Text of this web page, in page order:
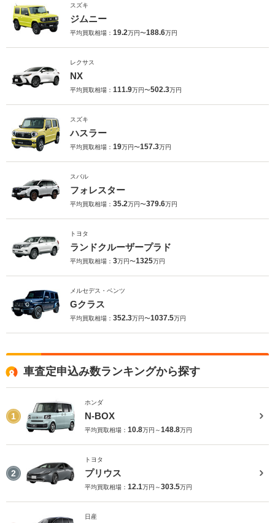
スズキ
ジムニー
平均買取相場： 19.2万円〜188.6万円
レクサス
NX
平均買取相場： 111.9万円〜502.3万円
スズキ
ハスラー
平均買取相場： 19万円〜157.3万円
スバル
フォレスター
平均買取相場： 35.2万円〜379.6万円
トヨタ
ランドクルーザープラド
平均買取相場： 3万円〜1325万円
メルセデス・ベンツ
Gクラス
平均買取相場： 352.3万円〜1037.5万円
車査定申込み数ランキングから探す
1
ホンダ
N-BOX
平均買取相場： 10.8万円～148.8万円
2
トヨタ
プリウス
平均買取相場： 12.1万円～303.5万円
日産